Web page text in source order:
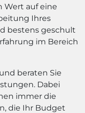
Wert auf eine
Ihres
bestens geschult
im Bereich
beraten Sie
Dabei
immer die
die Ihr Budget